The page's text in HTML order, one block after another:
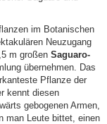
im Botanischen
Neuzugang
m großen Saguaro-
übernehmen. Das
Pflanze der
kennt diesen
gebogenen Armen,
man Leute bittet, einen